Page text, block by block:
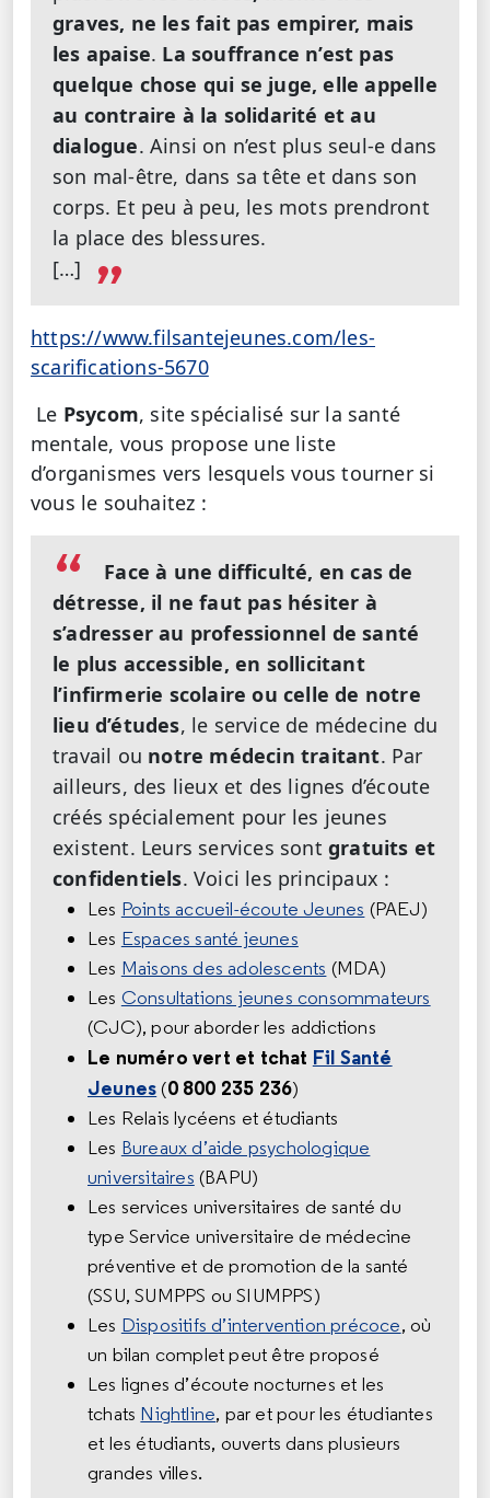
graves, ne les fait pas empirer, mais
les apaise. La souffrance n’est pas
quelque chose qui se juge, elle appelle
au contraire à la solidarité et au
dialogue. Ainsi on n’est plus seul-e dans
son mal-être, dans sa tête et dans son
corps. Et peu à peu, les mots prendront
la place des blessures.
[…]
https://www.filsantejeunes.com/les-
scarifications-5670
Le Psycom, site spécialisé sur la santé
mentale, vous propose une liste
d’organismes vers lesquels vous tourner si
vous le souhaitez :
Face à une difficulté, en cas de
détresse, il ne faut pas hésiter à
s’adresser au professionnel de santé
le plus accessible, en sollicitant
l’infirmerie scolaire ou celle de notre
lieu d’études, le service de médecine du
travail ou notre médecin traitant. Par
ailleurs, des lieux et des lignes d’écoute
créés spécialement pour les jeunes
existent. Leurs services sont gratuits et
confidentiels. Voici les principaux :
Les Points accueil-écoute Jeunes (PAEJ)
Les Espaces santé jeunes
Les Maisons des adolescents (MDA)
Les Consultations jeunes consommateurs
(CJC), pour aborder les addictions
Le numéro vert et tchat Fil Santé
Jeunes(0 800 235 236)
Les Relais lycéens et étudiants
Les Bureaux d’aide psychologique
universitaires (BAPU)
Les services universitaires de santé du
type Service universitaire de médecine
préventive et de promotion de la santé
(SSU, SUMPPS ou SIUMPPS)
Les Dispositifs d’intervention précoce, où
un bilan complet peut être proposé
Les lignes d’écoute nocturnes et les
tchats Nightline, par et pour les étudiantes
et les étudiants, ouverts dans plusieurs
grandes villes.